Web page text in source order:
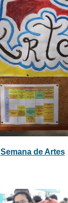
Semana de Artes